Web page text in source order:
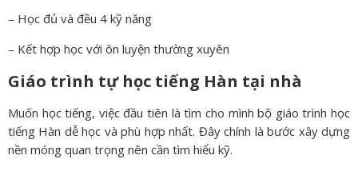
– Học đủ và đều 4 kỹ năng
– Kết hợp học với ôn luyện thường xuyên
Giáo trình tự học tiếng Hàn tại nhà
Muốn học tiếng, việc đầu tiên là tìm cho mình bộ giáo trình học
tiếng Hàn dễ học và phù hợp nhất. Đây chính là bước xây dựng
nền móng quan trọng nên cần tìm hiểu kỹ.